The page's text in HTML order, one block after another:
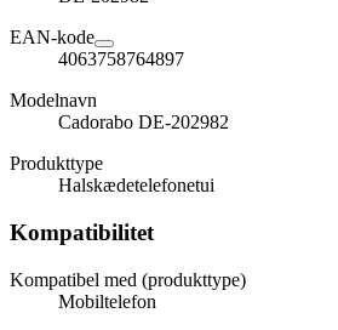
EAN-kode
4063758764897
Modelnavn
Cadorabo DE-202982
Produkttype
Halskædetelefonetui
Kompatibilitet
Kompatibel med (produkttype)
Mobiltelefon